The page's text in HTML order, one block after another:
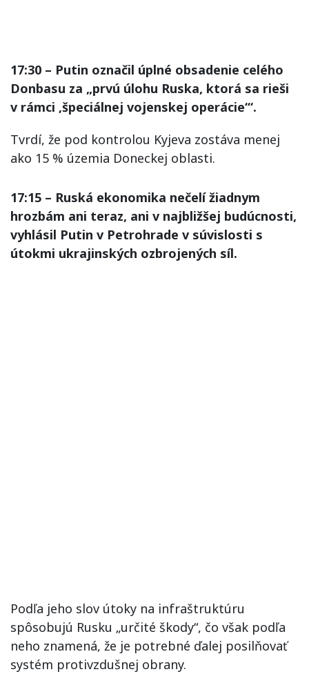
17:30 – Putin označil úplné obsadenie celého
Donbasu za „prvú úlohu Ruska, ktorá sa rieši
v rámci ‚špeciálnej vojenskej operácie‘“.
Tvrdí, že pod kontrolou Kyjeva zostáva menej
ako 15 % územia Doneckej oblasti.
17:15 – Ruská ekonomika nečelí žiadnym
hrozbám ani teraz, ani v najbližšej budúcnosti,
vyhlásil Putin v Petrohrade v súvislosti s
útokmi ukrajinských ozbrojených síl.
Podľa jeho slov útoky na infraštruktúru
spôsobujú Rusku „určité škody“, čo však podľa
neho znamená, že je potrebné ďalej posilňovať
systém protivzdušnej obrany.